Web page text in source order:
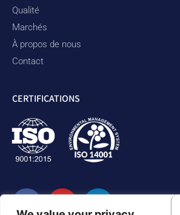
Qualité
Marchés
À propos de nous
Contact
CERTIFICATIONS